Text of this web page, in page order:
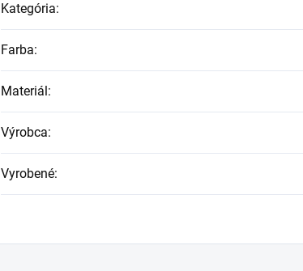
Kategória:
Farba:
Materiál:
Výrobca:
Vyrobené: